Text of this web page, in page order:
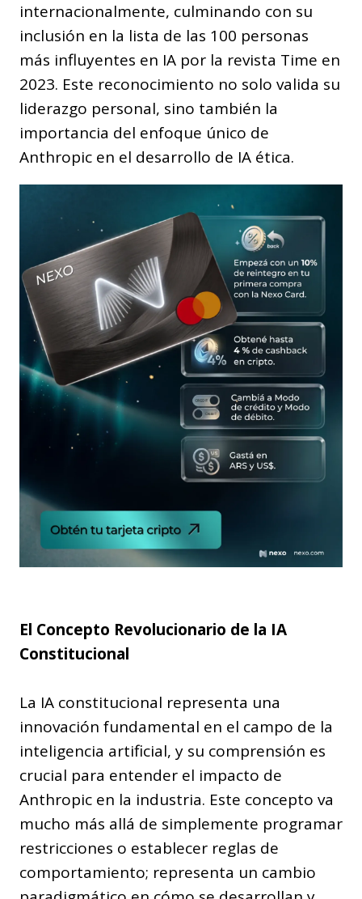
internacionalmente, culminando con su
inclusión en la lista de las 100 personas
más influyentes en IA por la revista Time en
2023. Este reconocimiento no solo valida su
liderazgo personal, sino también la
importancia del enfoque único de
Anthropic en el desarrollo de IA ética.
El Concepto Revolucionario de la IA
Constitucional
La IA constitucional representa una
innovación fundamental en el campo de la
inteligencia artificial, y su comprensión es
crucial para entender el impacto de
Anthropic en la industria. Este concepto va
mucho más allá de simplemente programar
restricciones o establecer reglas de
comportamiento; representa un cambio